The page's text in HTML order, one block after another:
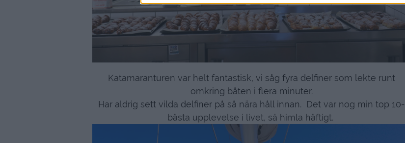
Katamaranturen var helt fantastisk, vi såg fyra delfiner som lekte runt
omkring båten i flera minuter.
Har aldrig sett vilda delfiner på så nära håll innan. Det var nog min top 10-
bästa upplevelse i livet, så himla häftigt.